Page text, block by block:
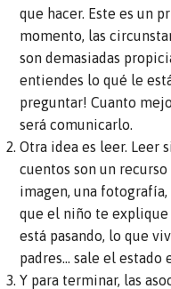
que hacer. Este es un
momento, las
son demasiadas
entiendes lo qué le
preguntar! Cuanto
será comunicarlo.
Otra idea es leer. Leer
cuentos son un
imagen, una
que el niño te explique
está pasando, lo que
padres… sale el estado
Y para terminar, las